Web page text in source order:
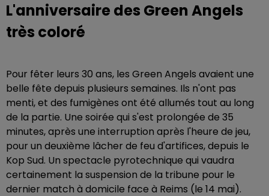
L'anniversaire des Green Angels
très coloré
Pour fêter leurs 30 ans, les Green Angels avaient une
belle fête depuis plusieurs semaines. Ils n'ont pas
menti, et des fumigènes ont été allumés tout au long
de la partie. Une soirée qui s'est prolongée de 35
minutes, après une interruption après l'heure de jeu,
pour un deuxième lâcher de feu d'artifices, depuis le
Kop Sud. Un spectacle pyrotechnique qui vaudra
certainement la suspension de la tribune pour le
dernier match à domicile face à Reims (le 14 mai).